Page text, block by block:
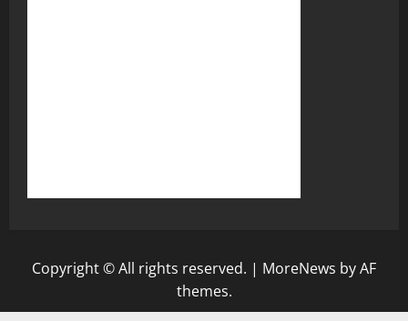
Copyright © All rights reserved. | MoreNews by AF
themes.